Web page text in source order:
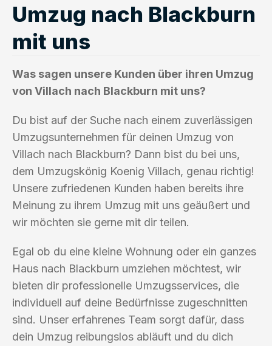
Umzug nach Blackburn
mit uns
Was sagen unsere Kunden über ihren Umzug
von Villach nach Blackburn mit uns?
Du bist auf der Suche nach einem zuverlässigen
Umzugsunternehmen für deinen Umzug von
Villach nach Blackburn? Dann bist du bei uns,
dem Umzugskönig Koenig Villach, genau richtig!
Unsere zufriedenen Kunden haben bereits ihre
Meinung zu ihrem Umzug mit uns geäußert und
wir möchten sie gerne mit dir teilen.
Egal ob du eine kleine Wohnung oder ein ganzes
Haus nach Blackburn umziehen möchtest, wir
bieten dir professionelle Umzugsservices, die
individuell auf deine Bedürfnisse zugeschnitten
sind. Unser erfahrenes Team sorgt dafür, dass
dein Umzug reibungslos abläuft und du dich